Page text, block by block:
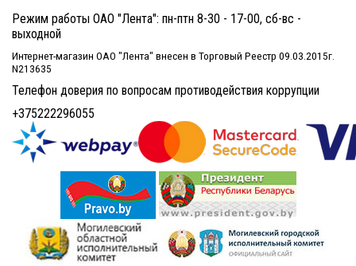
Режим работы ОАО "Лента": пн-птн 8-30 - 17-00, сб-вс -
выходной
Интернет-магазин ОАО "Лента" внесен в Торговый Реестр 09.03.2015г.
N213635
Телефон доверия по вопросам противодействия коррупции
+375222296055